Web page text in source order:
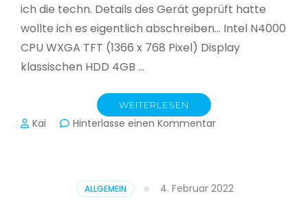
ich die techn. Details des Gerät geprüft hatte
wollte ich es eigentlich abschreiben… Intel N4000
CPU WXGA TFT (1366 x 768 Pixel) Display
klassischen HDD 4GB …
WEITERLESEN
Kai Hinterlasse einen Kommentarzu
ALLGEMEIN 4. Februar 2022